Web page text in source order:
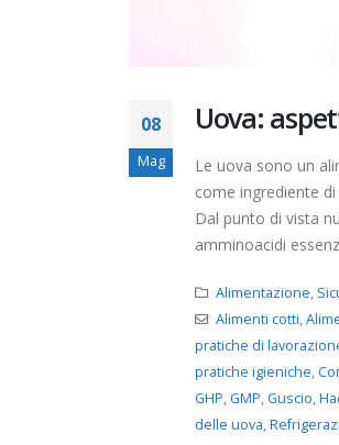
08
Mag
Uova:
Le uova sono un
come ingrediente
Dal punto di vista
amminoacidi
Alimentazione,
Alimenti cotti,
pratiche di
pratiche igieniche,
GHP, GMP, Guscio,
delle uova,